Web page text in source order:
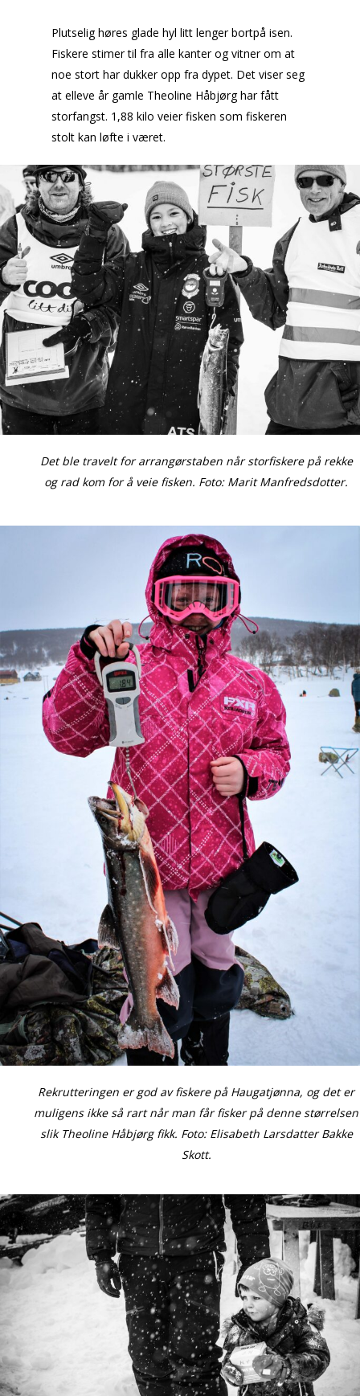
Plutselig høres glade hyl litt lenger bortpå isen.
Fiskere stimer til fra alle kanter og vitner om at
noe stort har dukker opp fra dypet. Det viser seg
at elleve år gamle Theoline Håbjørg har fått
storfangst. 1,88 kilo veier fisken som fiskeren
stolt kan løfte i været.
Det ble travelt for arrangørstaben når storfiskere på rekke
og rad kom for å veie fisken. Foto: Marit Manfredsdotter.
Rekrutteringen er god av fiskere på Haugatjønna, og det er
muligens ikke så rart når man får fisker på denne størrelsen
slik Theoline Håbjørg fikk. Foto: Elisabeth Larsdatter Bakke
Skott.
Aktuelt
Leve og bo
Profilen
Brekken bibliotek
Historie og kultur
Natur og
Næringsliv
Kalender